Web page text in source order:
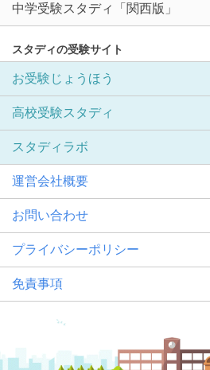
中学受験スタディ「関西版」
スタディの受験サイト
お受験じょうほう
高校受験スタディ
スタディラボ
運営会社概要
お問い合わせ
プライバシーポリシー
免責事項